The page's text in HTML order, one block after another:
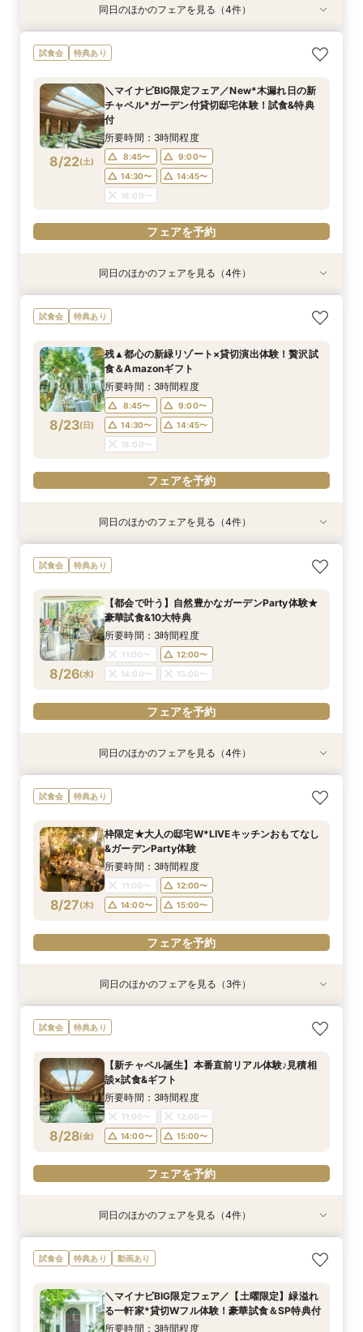
特典あり
8/21(金)
≪大好評！ペットとの結婚式≫ペットも安心まる
ごと相談*特典付
11:00〜
12:00〜
フェアを予約
特典あり
8/21(金)
【ガーデン挙式希望の方】都心で叶う海外ウエ
ディング体感×試食
11:00〜
12:00〜
フェアを予約
特典あり
8/21(金)
初見学でも安心◎「即決なし」アップ額が少ない
新プラン×試食付
11:00〜
12:00〜
フェアを予約
特典あり
8/21(金)
【料理ランクUP特典付】シェフ渾身和牛コース
試食×料理演出体験
11:00〜
12:00〜
フェアを予約
同日のほかのフェアを見る（4件）
試食会 特典あり
8/22(土)
＼マイナビBIG限定フェア／New*木漏れ日の新
チャペル*ガーデン付貸切邸宅体験！試食&特典
付
所要時間：3時間程度
8:45〜
9:00〜
14:30〜
14:45〜
18:00〜
フェアを予約
特典あり 動画あり
8/22(土)
【ガーデン挙式希望の方】都心で叶う海外ウエ
ディング体感×試食
8:45〜
9:00〜
14:30〜
14:45〜
18:00〜
フェアを予約
特典あり
8/22(土)
初見学でも安心◎「即決なし」アップ額が少ない
新プラン×試食付
8:45〜
9:00〜
14:30〜
14:45〜
18:00〜
フェアを予約
特典あり
8/22(土)
【料理ランクUP特典付】シェフ渾身和牛コース
試食×料理演出体験
8:45〜
9:00〜
14:30〜
14:45〜
18:00〜
フェアを予約
特典あり
8/22(土)
≪大好評！ペットとの結婚式≫ペットも安心まる
ごと相談*特典付
8:45〜
9:00〜
14:30〜
14:45〜
18:00〜
フェアを予約
同日のほかのフェアを見る（4件）
試食会 特典あり
8/23(日)
残▲都心の新緑リゾート×貸切演出体験！贅沢試
食＆Amazonギフト
所要時間：3時間程度
8:45〜
9:00〜
14:30〜
14:45〜
18:00〜
フェアを予約
特典あり 動画あり
8/23(日)
【ガーデン挙式希望の方】都心で叶う海外ウエ
ディング体感×試食
8:45〜
9:00〜
14:30〜
14:45〜
18:00〜
特典あり
8/23(日)
初見学でも安心◎「即決なし」アップ額が少ない
新プラン×試食付
8:45〜
9:00〜
14:30〜
14:45〜
18:00〜
特典あり
8/23(日)
【料理ランクUP特典付】シェフ渾身和牛コース
試食×料理演出体験
8:45〜
9:00〜
14:30〜
14:45〜
18:00〜
特典あり
8/23(日)
≪大好評！ペットとの結婚式≫ペットも安心まる
ごと相談*特典付
8:45〜
9:00〜
14:30〜
14:45〜
18:00〜
同日のほかのフェアを見る（4件）
試食会 特典あり
8/26(水)
【都会で叶う】自然豊かなガーデンParty体験★
豪華試食&10大特典
所要時間：3時間程度
11:00〜
12:00〜
14:00〜
15:00〜
フェアを予約
特典あり
8/26(水)
≪大好評！ペットとの結婚式≫ペットも安心まる
ごと相談*特典付
11:00〜
12:00〜
14:00〜
15:00〜
フェアを予約
特典あり
8/26(水)
【ガーデン挙式希望の方】都心で叶う海外ウエ
ディング体感×試食
11:00〜
12:00〜
14:00〜
15:00〜
フェアを予約
特典あり
8/26(水)
初見学でも安心◎「即決なし」アップ額が少ない
新プラン×試食付
11:00〜
12:00〜
14:00〜
15:00〜
フェアを予約
特典あり
8/26(水)
【料理ランクUP特典付】シェフ渾身和牛コース
試食×料理演出体験
11:00〜
12:00〜
14:00〜
15:00〜
フェアを予約
同日のほかのフェアを見る（4件）
試食会 特典あり
8/27(木)
枠限定★大人の邸宅W*LIVEキッチンおもてなし
&ガーデンParty体験
所要時間：3時間程度
11:00〜
12:00〜
14:00〜
15:00〜
フェアを予約
特典あり
8/27(木)
≪大好評！ペットとの結婚式≫ペットも安心まる
ごと相談*特典付
11:00〜
14:00〜
15:00〜
フェアを予約
特典あり
8/27(木)
【ガーデン挙式希望の方】都心で叶う海外ウエ
ディング体感×試食
11:00〜
14:00〜
15:00〜
フェアを予約
特典あり
8/27(木)
初見学でも安心◎「即決なし」アップ額が少ない
新プラン×試食付
11:00〜
14:00〜
15:00〜
フェアを予約
同日のほかのフェアを見る（3件）
試食会 特典あり
8/28(金)
【新チャペル誕生】本番直前リアル体験♪見積相
談×試食&ギフト
所要時間：3時間程度
11:00〜
12:00〜
14:00〜
15:00〜
フェアを予約
特典あり
8/28( 金)
≪大好評！ペットとの結婚式≫ペットも安心まる
ごと相談*特典付
11:00〜
12:00〜
14:00〜
15:00〜
特典あり
8/28( 金)
【ガーデン挙式希望の方】都心で叶う海外ウエ
ディング体感×試食
11:00〜
12:00〜
14:00〜
15:00〜
特典あり
8/28( 金)
初見学でも安心◎「即決なし」アップ額が少ない
新プラン×試食付
11:00〜
12:00〜
14:00〜
15:00〜
特典あり
8/28( 金)
【料理ランクUP特典付】シェフ渾身和牛コース
試食×料理演出体験
11:00〜
12:00〜
14:00〜
15:00〜
同日のほかのフェアを見る（4件）
試食会 特典あり 動画あり
＼マイナビBIG限定フェア／【土曜限定】緑溢れ
る一軒家*貸切Wフル体験！豪華試食＆SP特典付
所要時間：3時間程度